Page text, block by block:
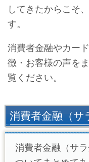
してきたからこそ
す。
消費者金融やカー
徴・お客様の声を
覧ください。
消費者金融（サ
消費者金融（サ